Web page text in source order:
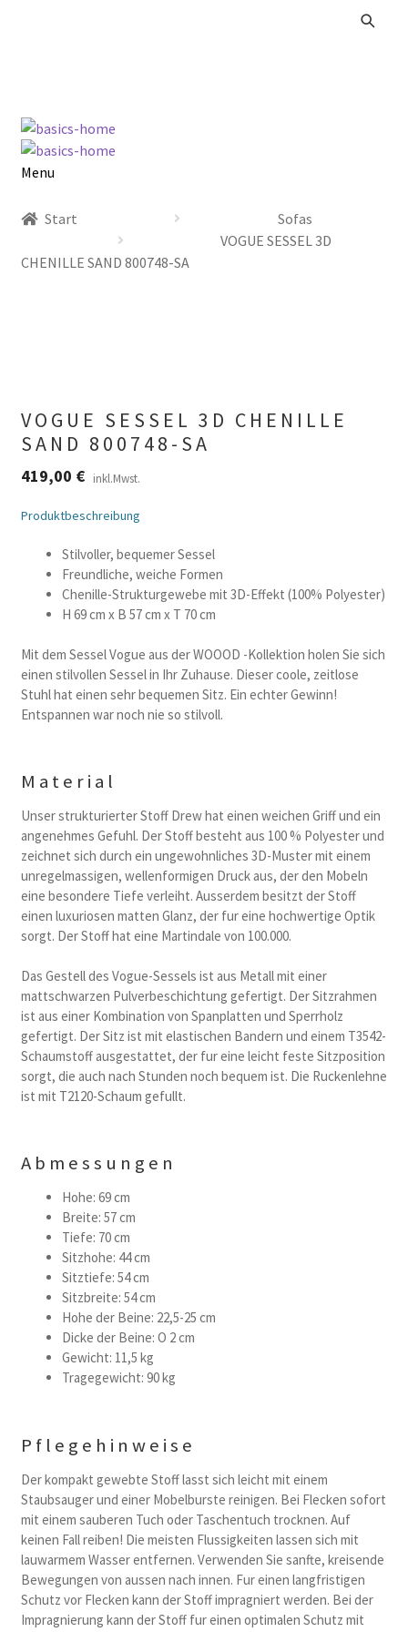
Zur
Navigation
springen
Zum
Inhalt
springen
Menu
Kataloge Landhaus
Start
Sofas
VOGUE SESSEL 3D
CHENILLE SAND 800748-SA
VOGUE SESSEL 3D CHENILLE
SAND 800748-SA
419,00 € inkl.Mwst.
Produktbeschreibung
Stilvoller, bequemer Sessel
Freundliche, weiche Formen
Chenille-Strukturgewebe mit 3D-Effekt (100% Polyester)
H 69 cm x B 57 cm x T 70 cm
Mit dem Sessel Vogue aus der WOOOD -Kollektion holen Sie sich
einen stilvollen Sessel in Ihr Zuhause. Dieser coole, zeitlose
Stuhl hat einen sehr bequemen Sitz. Ein echter Gewinn!
Entspannen war noch nie so stilvoll.
Material
Unser strukturierter Stoff Drew hat einen weichen Griff und ein
angenehmes Gefuhl. Der Stoff besteht aus 100 % Polyester und
zeichnet sich durch ein ungewohnliches 3D-Muster mit einem
unregelmassigen, wellenformigen Druck aus, der den Mobeln
eine besondere Tiefe verleiht. Ausserdem besitzt der Stoff
einen luxuriosen matten Glanz, der fur eine hochwertige Optik
sorgt. Der Stoff hat eine Martindale von 100.000.
Das Gestell des Vogue-Sessels ist aus Metall mit einer
mattschwarzen Pulverbeschichtung gefertigt. Der Sitzrahmen
ist aus einer Kombination von Spanplatten und Sperrholz
gefertigt. Der Sitz ist mit elastischen Bandern und einem T3542-
Schaumstoff ausgestattet, der fur eine leicht feste Sitzposition
sorgt, die auch nach Stunden noch bequem ist. Die Ruckenlehne
ist mit T2120-Schaum gefullt.
Abmessungen
Hohe: 69 cm
Breite: 57 cm
Tiefe: 70 cm
Sitzhohe: 44 cm
Sitztiefe: 54 cm
Sitzbreite: 54 cm
Hohe der Beine: 22,5-25 cm
Dicke der Beine: O 2 cm
Gewicht: 11,5 kg
Tragegewicht: 90 kg
Pflegehinweise
Der kompakt gewebte Stoff lasst sich leicht mit einem
Staubsauger und einer Mobelburste reinigen. Bei Flecken sofort
mit einem sauberen Tuch oder Taschentuch trocknen. Auf
keinen Fall reiben! Die meisten Flussigkeiten lassen sich mit
lauwarmem Wasser entfernen. Verwenden Sie sanfte, kreisende
Bewegungen von aussen nach innen. Fur einen langfristigen
Schutz vor Flecken kann der Stoff impragniert werden. Bei der
Impragnierung kann der Stoff fur einen optimalen Schutz mit